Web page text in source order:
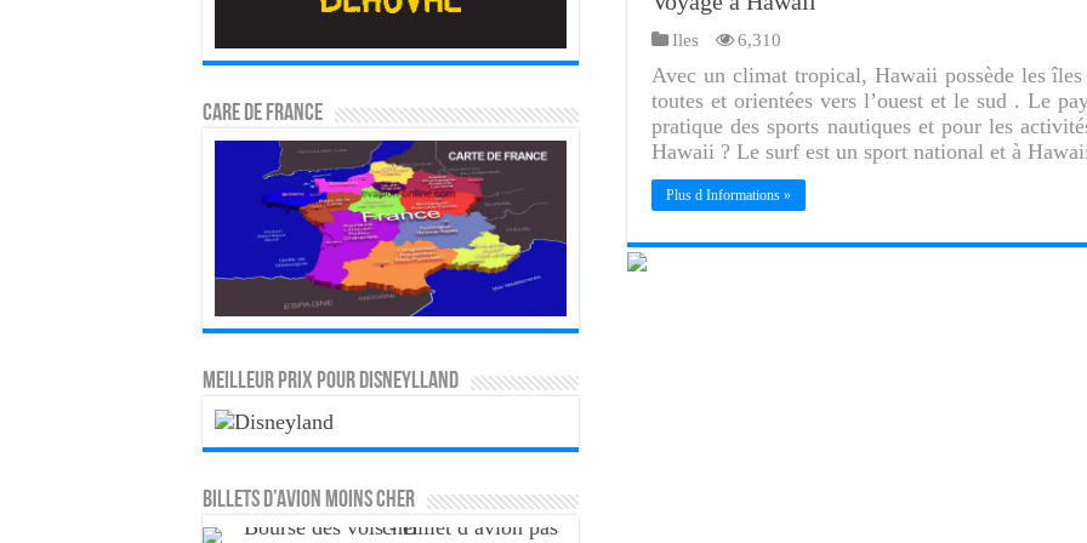
Iles 6,310
Avec un climat tropical, Hawaii possède les
toutes et orientées vers l’ouest et le sud . Le
pratique des sports nautiques et pour les
Hawaii ? Le surf est un sport national et à
Plus d Informations »
CARE DE FRANCE
MEILLEUR PRIX POUR DISNEYLLAND
Billets d’avion moins cher